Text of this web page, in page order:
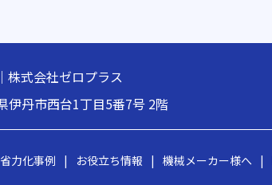
株式会社ゼロプラス
伊丹市西台1丁目5番7号 2階
省力化事例 | お役立ち情報 | 機械メーカー様へ |